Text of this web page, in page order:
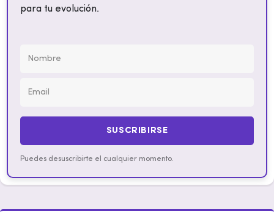
para tu evolución.
SUSCRIBIRSE
Puedes desuscribirte el cualquier momento.